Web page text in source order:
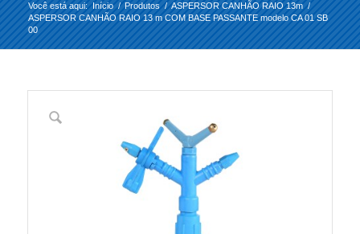
Você está aqui: Início / Produtos / ASPERSOR CANHÃO RAIO 13m /
ASPERSOR CANHÃO RAIO 13 m COM BASE PASSANTE modelo CA 01 SB
00